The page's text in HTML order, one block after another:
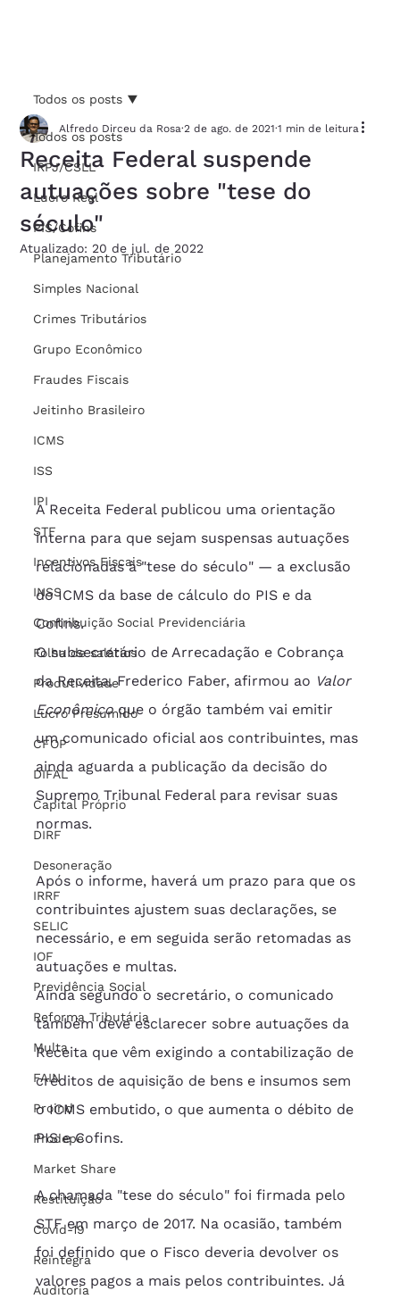
Todos os posts
IRPJ/CSLL
Lucro Real
PIS/Cofins
Planejamento Tributário
Simples Nacional
Crimes Tributários
Grupo Econômico
Fraudes Fiscais
Jeitinho Brasileiro
ICMS
ISS
IPI
STF
Incentivos Fiscais
INSS
Contribuição Social Previdenciária
Folha de salários
Produtividade
Lucro Presumido
CFOP
DIFAL
Capital Próprio
DIRF
Desoneração
IRRF
SELIC
IOF
Previdência Social
Reforma Tributária
Multa
FAIN
Proind
Prodepe
Market Share
Restituição
Covid-19
Reintegra
Auditoria
Todos os posts
Receita Federal suspende
autuações sobre "tese do
século"
Alfredo Dirceu da Rosa 2 de ago. de 20211 min de leitura
Atualizado: 20 de jul. de 2022
A Receita Federal publicou uma orientação
interna para que sejam suspensas autuações
relacionadas à "tese do século" — a exclusão
do ICMS da base de cálculo do PIS e da
Cofins.
O subsecretário de Arrecadação e Cobrança
da Receita, Frederico Faber, afirmou ao Valor
Econômico que o órgão também vai emitir
um comunicado oficial aos contribuintes, mas
ainda aguarda a publicação da decisão do
Supremo Tribunal Federal para revisar suas
normas.
Após o informe, haverá um prazo para que os
contribuintes ajustem suas declarações, se
necessário, e em seguida serão retomadas as
autuações e multas.
Ainda segundo o secretário, o comunicado
também deve esclarecer sobre autuações da
Receita que vêm exigindo a contabilização de
créditos de aquisição de bens e insumos sem
o ICMS embutido, o que aumenta o débito de
PIS e Cofins.
A chamada "tese do século" foi firmada pelo
STF em março de 2017. Na ocasião, também
foi definido que o Fisco deveria devolver os
valores pagos a mais pelos contribuintes. Já